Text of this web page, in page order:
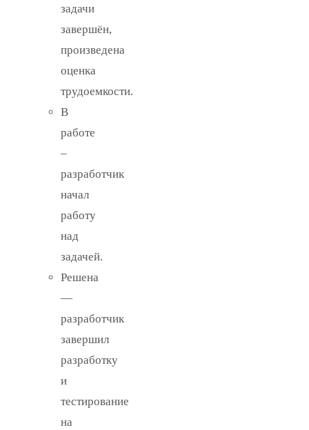
задачи
завершён,
произведена
оценка
трудоемкости.
В
работе
–
разработчик
начал
работу
над
задачей.
Решена
—
разработчик
завершил
разработку
и
тестирование
на